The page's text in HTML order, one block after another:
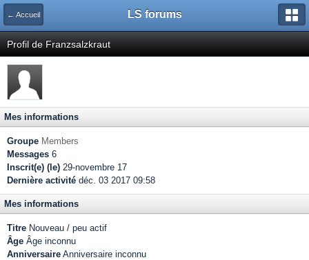
← Accueil LS forums
Profil de Franzsalzkraut
Mes informations
Groupe Members
Messages 6
Inscrit(e) (le) 29-novembre 17
Dernière activité déc. 03 2017 09:58
Mes informations
Titre Nouveau / peu actif
Âge Âge inconnu
Anniversaire Anniversaire inconnu